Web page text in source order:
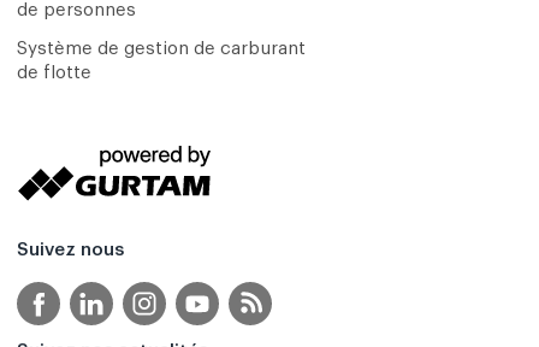
de personnes
Système de gestion de carburant
de flotte
Suivez nous